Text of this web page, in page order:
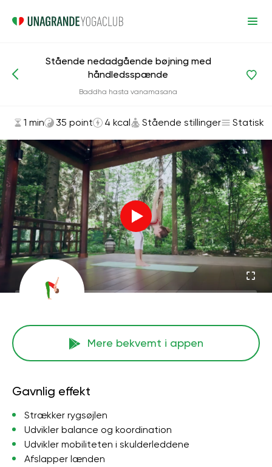
Asanas og øvelser Stående stillinger
Stående nedadgående bøjning med
håndledsspænde
Baddha hasta vanamasana
1 min 35 point 4 kcal Stående stillinger Statisk
Mere bekvemt i appen
Gavnlig effekt
Strækker rygsøjlen
Udvikler balance og koordination
Udvikler mobiliteten i skulderleddene
Afslapper lænden